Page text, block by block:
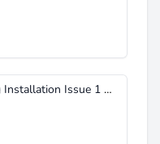
Fujitsu SBCS Starlog Installation Issue 1 Jul 1987.PDF